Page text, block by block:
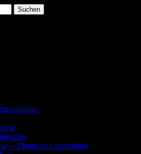
– Deutsche Leseproben